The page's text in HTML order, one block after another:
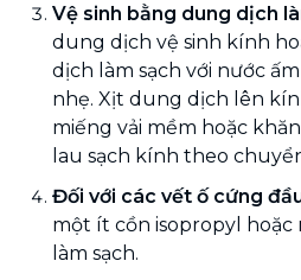
Vệ sinh bằng dung dịch
dung dịch vệ sinh kính
dịch làm sạch với nước
nhẹ. Xịt dung dịch lên
miếng vải mềm hoặc
lau sạch kính theo
Đối với các vết ố cứng
một ít cồn isopropyl hoặc
làm sạch.